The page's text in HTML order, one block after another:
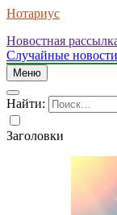
Нотариус
Новостная
Случайные новости
Меню
Найти:
Заголовки